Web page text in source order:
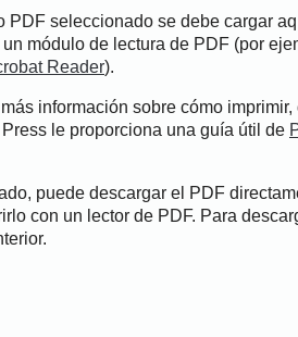
PDF seleccionado se debe cargar
módulo de lectura de PDF (por
Reader).
información sobre cómo
le proporciona una guía útil de
puede descargar el PDF
con un lector de PDF. Para